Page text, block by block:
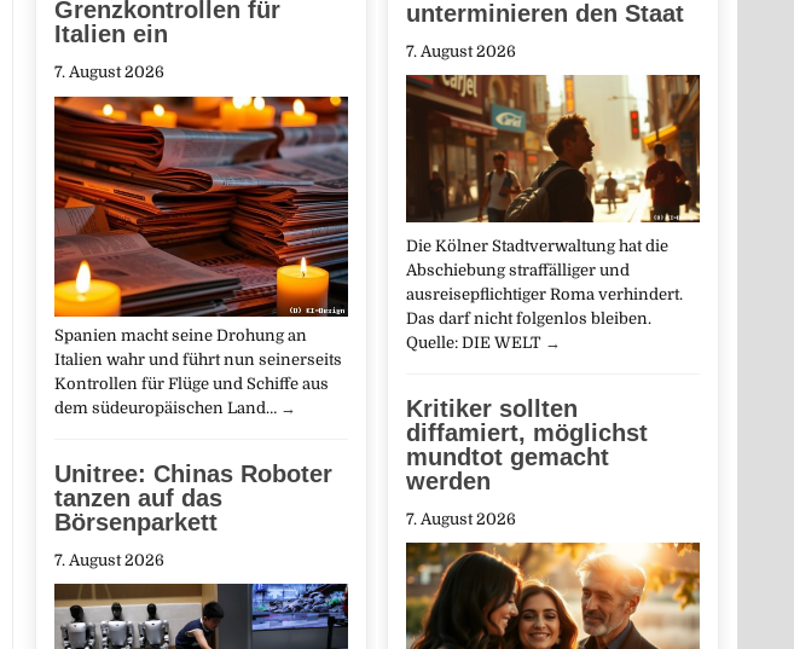
unterminieren den Staat
7. August 2026
Die Kölner Stadtverwaltung hat die
Abschiebung straffälliger und
ausreisepflichtiger Roma verhindert.
Das darf nicht folgenlos bleiben.
Quelle: DIE WELT →
Kritiker sollten
diffamiert, möglichst
mundtot gemacht
werden
7. August 2026
Grenzkontrollen für
Italien ein
7. August 2026
Spanien macht seine Drohung an
Italien wahr und führt nun seinerseits
Kontrollen für Flüge und Schiffe aus
dem südeuropäischen Land… →
Unitree: Chinas Roboter
tanzen auf das
Börsenparkett
7. August 2026